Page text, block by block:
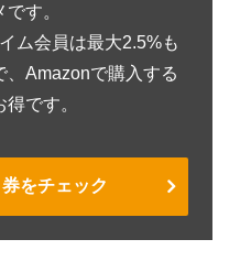
す。
ム会員は最大2.5%も
、Amazonで購入する
です。
をチェック